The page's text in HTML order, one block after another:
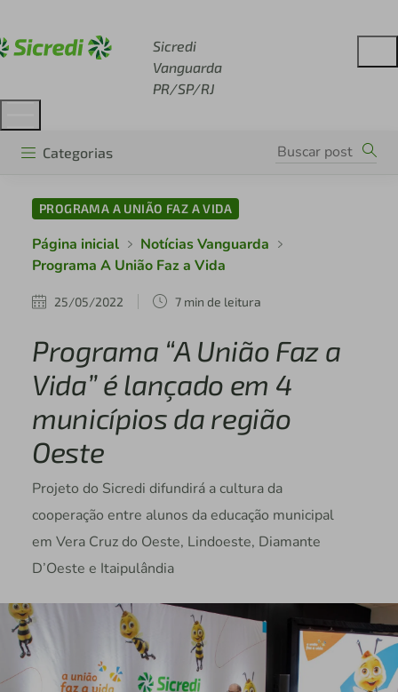
Sicredi
Vanguarda
PR/SP/RJ
Categorias
PROGRAMA A UNIÃO FAZ A VIDA
Página inicial
Notícias Vanguarda
Programa A União Faz a Vida
25/05/2022 7 min de leitura
Programa “A União Faz a
Vida” é lançado em 4
municípios da região
Oeste
Projeto do Sicredi difundirá a cultura da
cooperação entre alunos da educação municipal
em Vera Cruz do Oeste, Lindoeste, Diamante
D’Oeste e Itaipulândia